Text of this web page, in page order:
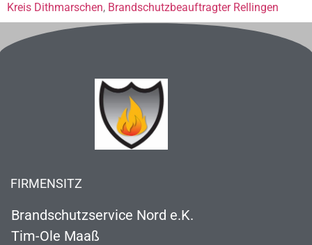
Kreis Dithmarschen, Brandschutzbeauftragter Rellingen
FIRMENSITZ
Brandschutzservice Nord e.K.
Tim-Ole Maaß